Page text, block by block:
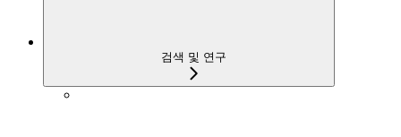
검색 및 연구